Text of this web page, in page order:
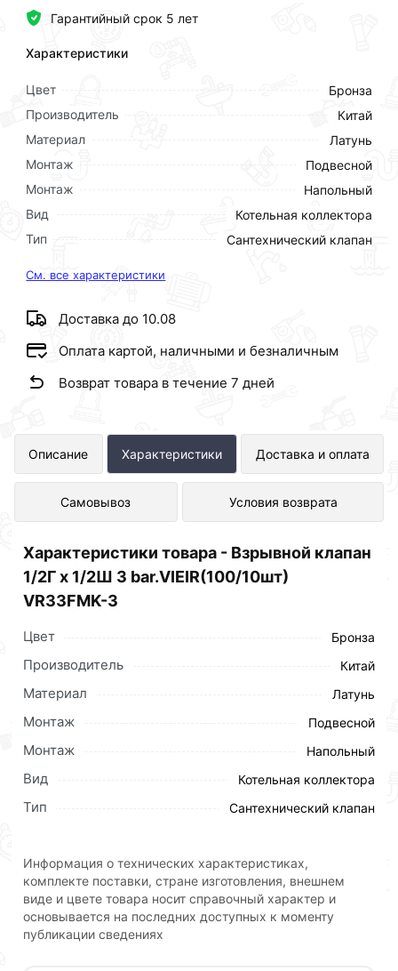
Гарантийный срок 5 лет
Характеристики
Цвет
Бронза
Производитель
Китай
Материал
Латунь
Монтаж
Подвесной
Монтаж
Напольный
Вид
Котельная коллектора
Тип
Сантехнический клапан
См. все характеристики
Доставка до 10.08
Оплата картой, наличными и безналичным
Возврат товара в течение 7 дней
Описание Характеристики Доставка и оплата
Самовывоз Условия возврата
Взрывной клапан 1/2Г х 1/2Ш 3
bar.VIEIR(100/10шт) VR33FMK-3
представлен в интернет-магазине
247 рублей.
Характеристики товара - Взрывной клапан
1/2Г х 1/2Ш 3 bar.VIEIR(100/10шт)
VR33FMK-3
Цвет Бронза
Производитель Китай
Материал Латунь
Монтаж Подвесной
Монтаж Напольный
Вид Котельная коллектора
Тип Сантехнический клапан
Информация о технических характеристиках,
комплекте поставки, стране изготовления, внешнем
виде и цвете товара носит справочный характер и
основывается на последних доступных к моменту
публикации сведениях